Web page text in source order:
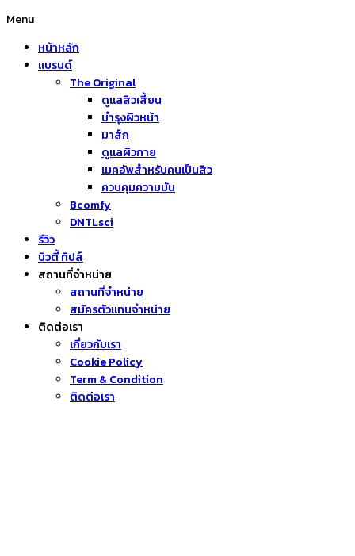
Menu
หน้าหลัก
แบรนด์
The Original
ดูแลสิวเสี้ยน
บำรุงผิวหน้า
มาส์ก
ดูแลผิวกาย
เมคอัพสำหรับคนเป็นสิว
ควบคุมความมัน
Bcomfy
DNTLsci
รีวิว
บิวตี้ ทิปส์
สถานที่จำหน่าย
สถานที่จำหน่าย
สมัครตัวแทนจำหน่าย
ติดต่อเรา
เกี่ยวกับเรา
Cookie Policy
Term & Condition
ติดต่อเรา